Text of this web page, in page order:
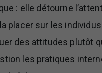
: elle détourne
placer sur les
des attitudes plutôt
les pratiques